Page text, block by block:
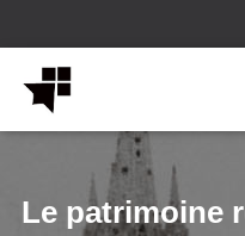
Le patrimoine